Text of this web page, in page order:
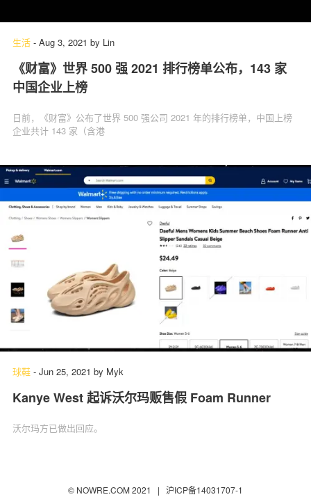
生活 - Aug 3, 2021 by Lin
《财富》世界 500 强 2021 排行榜单公布，143 家
中国企业上榜
日前，《财富》公布了世界 500 强公司 2021 年的排行榜单，中国上榜
企业共计 143 家（含港
球鞋 - Jun 25, 2021 by Myk
Kanye West 起诉沃尔玛贩售假 Foam Runner
沃尔玛方已做出回应。
© NOWRE.COM 2021 | 沪ICP备14031707-1